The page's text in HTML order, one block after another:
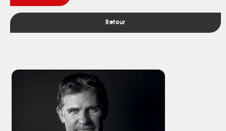
sa hauteur disparait, toutes les étagères sont pensées pour poser
les objets et livres désirés, et ainsi pouvoir projeter des films sur le
la cuisine et profiter d’un long plan de travail tout en ayant du
rangement. Un petit clin d’oeil pour le placard à vaisselle, avec la
récupération d’une vielle porte.
La jonction de toutes les pièces se fait visuellement par la
bibliothèque, mise en valeur par la volumétrie du faux plafond
rabaissé d’un doux vert, marquant l’entrée et le couloir.
Retour